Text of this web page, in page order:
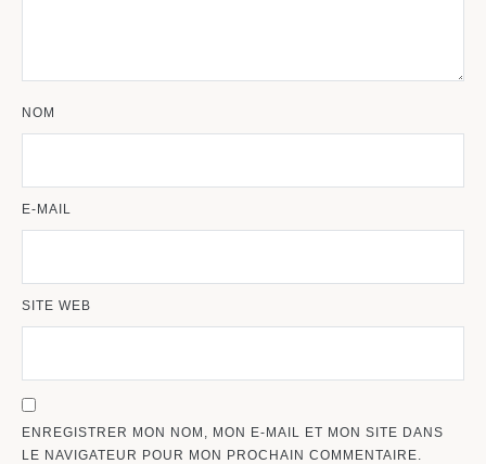
NOM
E-MAIL
SITE WEB
ENREGISTRER MON NOM, MON E-MAIL ET MON SITE DANS
LE NAVIGATEUR POUR MON PROCHAIN COMMENTAIRE.